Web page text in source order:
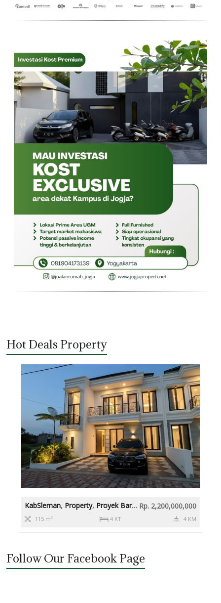
Hot Deals Property
KabSleman, Property, Proyek Baru ,Rumah diatas 2M,
Rp. 2,200,000,000
115 m² 4 KT 4 KM
Follow Our Facebook Page